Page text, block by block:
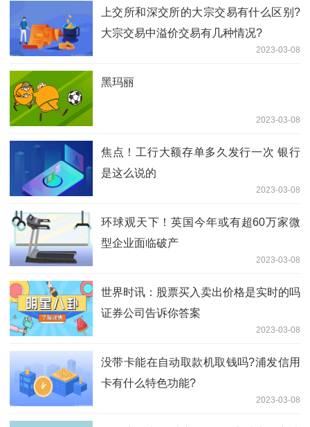
上交所和深交所的大宗交易有什么区别?
大宗交易中溢价交易有几种情况?
2023-03-08
黑玛丽
2023-03-08
焦点！工行大额存单多久发行一次 银行
是这么说的
2023-03-08
环球观天下！英国今年或有超60万家微
型企业面临破产
2023-03-08
世界时讯：股票买入卖出价格是实时的吗
证券公司告诉你答案
2023-03-08
没带卡能在自动取款机取钱吗?浦发信用
卡有什么特色功能?
2023-03-08